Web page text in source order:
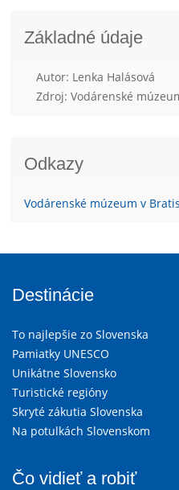
Základné údaje
Autor: Lenka Halásová
Zdroj: Vodárenské
Odkazy
Vodárenské múzeum v
Destinácie
To najlepšie zo Slovenska
Pamiatky UNESCO
Unikátne Slovensko
Turistické regióny
Skryté zákutia Slovenska
Na potulkách Slovenskom
Čo vidieť a robiť